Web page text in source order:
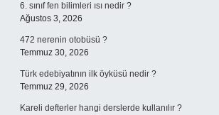
6. sınıf fen bilimleri ısı nedir ?
Ağustos 3, 2026
472 nerenin otobüsü ?
Temmuz 30, 2026
Türk edebiyatının ilk öyküsü nedir ?
Temmuz 29, 2026
Kareli defterler hangi derslerde kullanılır ?